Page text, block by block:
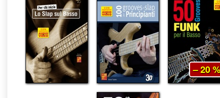
– 20